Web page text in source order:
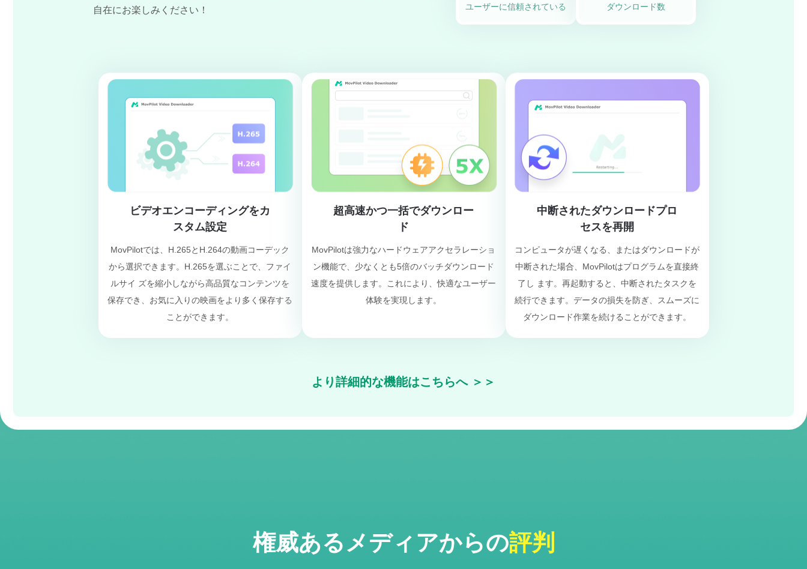
自在にお楽しみください！
ユーザーに信頼されている ダウンロード数
ビデオエンコーディングをカ
スタム設定
MovPilotでは、H.265とH.264の動画コーデック
から選択できます。H.265を選ぶことで、ファイ
ルサイ ズを縮小しながら高品質なコンテンツを
保存でき、お気に入りの映画をより多く保存する
ことができます。
超高速かつ一括でダウンロー
ド
MovPilotは強力なハードウェアアクセラレーショ
ン機能で、少なくとも5倍のバッチダウンロード
速度を提供します。これにより、快適なユーザー
体験を実現します。
中断されたダウンロードプロ
セスを再開
コンピュータが遅くなる、またはダウンロードが
中断された場合、MovPilotはプログラムを直接終
了し ます。再起動すると、中断されたタスクを
続行できます。データの損失を防ぎ、スムーズに
ダウンロード作業を続けることができます。
より詳細的な機能はこちらへ ＞＞
権威あるメディアからの評判